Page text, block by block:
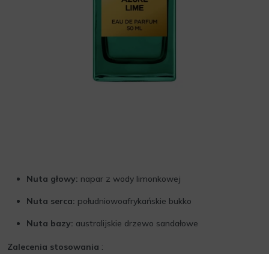
Nuta głowy: napar z wody limonkowej
Nuta serca: południowoafrykańskie bukko
Nuta bazy: australijskie drzewo sandałowe
Zalecenia stosowania :